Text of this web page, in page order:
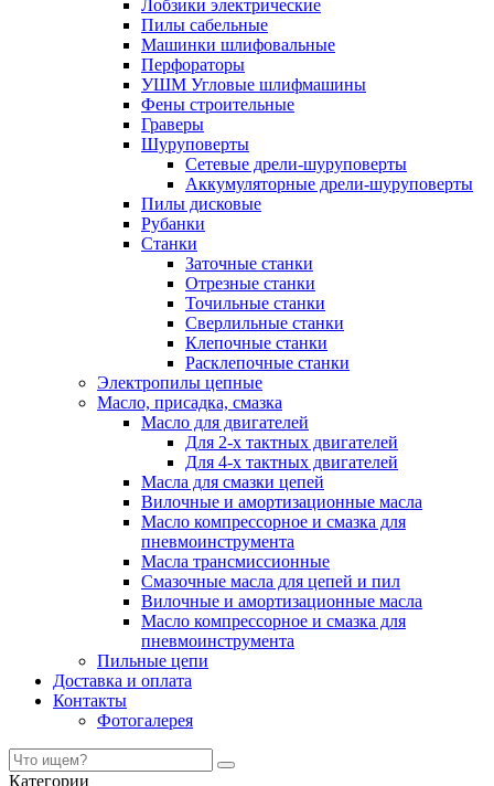
Лобзики электрические
Пилы сабельные
Машинки шлифовальные
Перфораторы
УШМ Угловые шлифмашины
Фены строительные
Граверы
Шуруповерты
Сетевые дрели-шуруповерты
Аккумуляторные дрели-шуруповерты
Пилы дисковые
Рубанки
Станки
Заточные станки
Отрезные станки
Точильные станки
Сверлильные станки
Клепочные станки
Расклепочные станки
Электропилы цепные
Масло, присадка, смазка
Масло для двигателей
Для 2-х тактных двигателей
Для 4-х тактных двигателей
Масла для смазки цепей
Вилочные и амортизационные масла
Масло компрессорное и смазка для
пневмоинструмента
Масла трансмиссионные
Смазочные масла для цепей и пил
Вилочные и амортизационные масла
Масло компрессорное и смазка для
пневмоинструмента
Пильные цепи
Доставка и оплата
Контакты
Фотогалерея
Категории